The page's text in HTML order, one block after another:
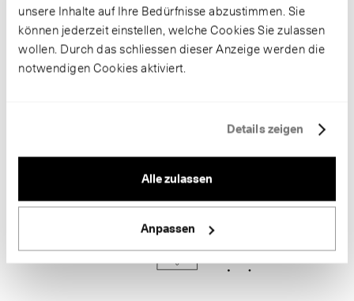
unsere Inhalte auf Ihre Bedürfnisse abzustimmen. Sie
können jederzeit einstellen, welche Cookies Sie zulassen
wollen. Durch das schliessen dieser Anzeige werden die
notwendigen Cookies aktiviert.
Details zeigen
Alle zulassen
Anpassen